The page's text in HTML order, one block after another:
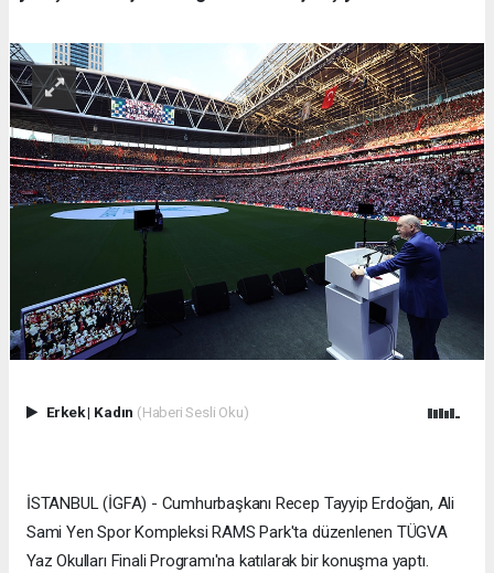
Erkek| Kadın (Haberi Sesli Oku)
İSTANBUL (İGFA) - Cumhurbaşkanı Recep Tayyip Erdoğan, Ali
Sami Yen Spor Kompleksi RAMS Park'ta düzenlenen TÜGVA
Yaz Okulları Finali Programı'na katılarak bir konuşma yaptı.